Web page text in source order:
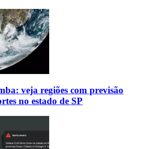
veja regiões com previsão
no estado de SP